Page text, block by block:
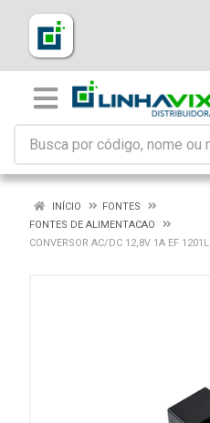
INÍCIO
FONTES
FONTES DE ALIMENTACAO
CONVERSOR AC/DC 12,8V 1A EF 1201L